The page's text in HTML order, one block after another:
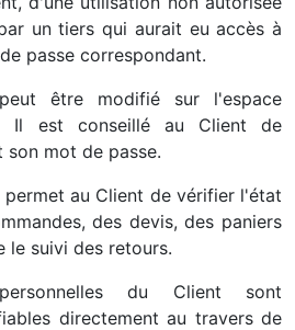
un tiers qui aurait eu accès à
passe correspondant.
être modifié sur l'espace
Il est conseillé au Client de
son mot de passe.
permet au Client de vérifier l'état
des devis, des paniers
le suivi des retours.
du Client sont
directement au travers de